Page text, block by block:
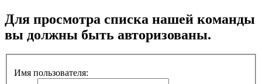
Для просмотра списка нашей команды
вы должны быть авторизованы.
Имя пользователя: